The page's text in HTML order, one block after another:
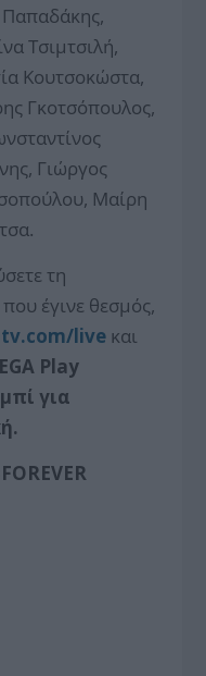
Παπαδάκης,
Τσιμτσιλή,
Κουτσοκώστα,
Γκοτσόπουλος,
Γιώργος
Μαίρη
τη
έγινε θεσμός,
live και
Play
για
FOREVER